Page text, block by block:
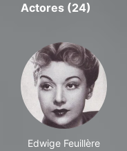
Actores (24)
Edwige Feuillère